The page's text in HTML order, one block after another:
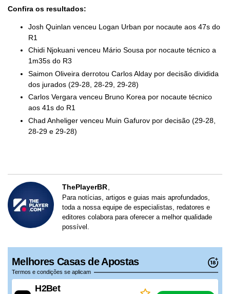
Confira os resultados:
Josh Quinlan venceu Logan Urban por nocaute aos 47s do
R1
Chidi Njokuani venceu Mário Sousa por nocaute técnico a
1m35s do R3
Saimon Oliveira derrotou Carlos Alday por decisão dividida
dos jurados (29-28, 28-29, 29-28)
Carlos Vergara venceu Bruno Korea por nocaute técnico
aos 41s do R1
Chad Anheliger venceu Muin Gafurov por decisão (29-28,
28-29 e 29-28)
ThePlayerBR
Para notícias, artigos e guias mais aprofundados,
toda a nossa equipe de especialistas, redatores e
editores colabora para oferecer a melhor qualidade
possível.
Melhores Casas de Apostas
Termos e condições se aplicam
H2Bet